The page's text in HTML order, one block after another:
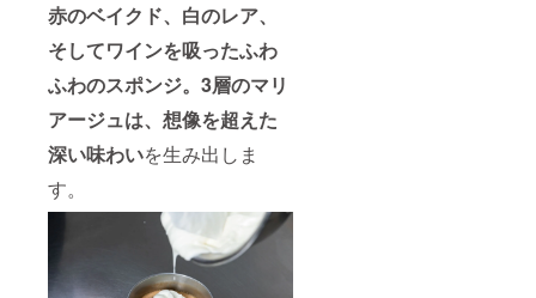
赤のベイクド、白のレア、
そしてワインを吸ったふわ
ふわのスポンジ。3層のマリ
アージュは、想像を超えた
深い味わいを生み出しま
す。